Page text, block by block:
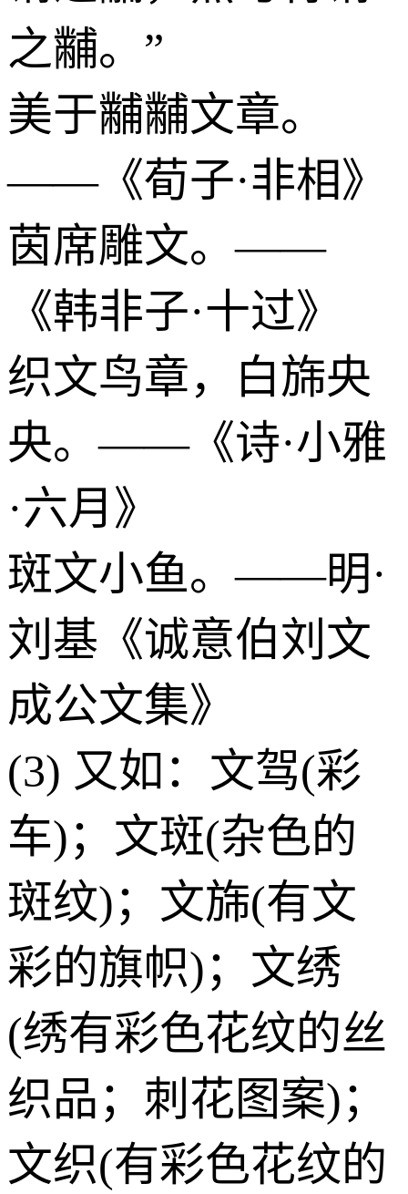
之黼。”
美于黼黼文章。
——《荀子·非相》
茵席雕文。——
《韩非子·十过》
织文鸟章，白旆央
央。——《诗·小雅
·六月》
斑文小鱼。——明·
刘基《诚意伯刘文
成公文集》
(3) 又如：文驾(彩
车)；文斑(杂色的
斑纹)；文旆(有文
彩的旗帜)；文绣
(绣有彩色花纹的丝
织品；刺花图案)；
文织(有彩色花纹的